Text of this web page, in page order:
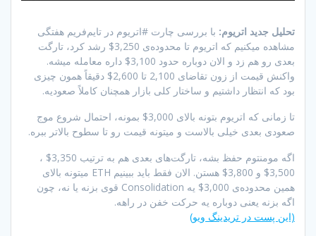
تحلیل جدید اتریوم: با بررسی چارت #اتریوم در تایم‌فریم هفتگی
مشاهده میکنیم که اتریوم تا محدوده‌ی 3,250$ رشد کرد، تارگت
بعدی رو هم زد و الان دوباره حدود 3,100$ داره معامله میشه.
واکنش قیمت از زون تقاضای 2,100 تا 2,600$ دقیقاً همون چیزی
بود که انتظار داشتیم و ساختار کلی بازار همچنان کاملاً صعودیه.
تا زمانی که اتریوم بتونه بالای 3,000$ بمونه، احتمال شروع موج
صعودی بعدی خیلی بالاست و میتونه قیمت رو تا سطوح بالاتر ببره.
اگه مومنتوم حفظ بشه، تارگت‌های بعدی هم به ترتیب 3,350$ ،
3,500$ و 3,800$ هستن. الان فقط باید ببینیم ETH میتونه بالای
همین محدوده‌ی 3,000$ یه Consolidation قوی بزنه یا نه، چون
اگه بزنه یعنی دوباره یه حرکت خفن در راهه.
(این پست در تریدینگ ویو)